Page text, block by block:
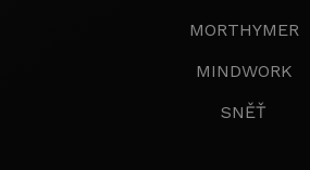
MORTHYMER
MINDWORK
SNĚŤ